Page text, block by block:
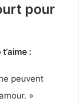
pour
:
peuvent
»